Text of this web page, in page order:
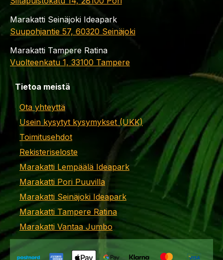
Marakatti Seinäjoki Ideapark
Suupohjantie 57, 60320 Seinäjoki
Marakatti Tampere Ratina
Vuolteenkatu 1, 33100 Tampere
Tietoa meistä
Ota yhteyttä
Usein kysytyt kysymykset (UKK)
Toimitusehdot
Rekisteriseloste
Marakatti Lempäälä Ideapark
Marakatti Pori Puuvilla
Marakatti Seinäjoki Ideapark
Marakatti Tampere Ratina
Marakatti Vantaa Jumbo